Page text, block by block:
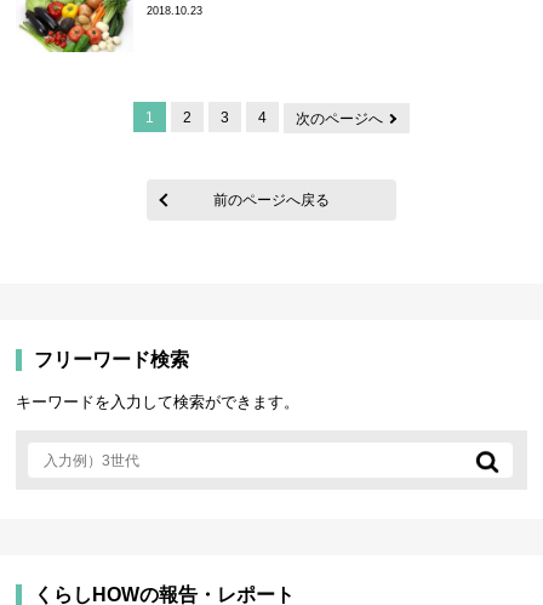
2018.10.23
1 2 3 4 次のページへ
前のページへ戻る
フリーワード検索
キーワードを入力して検索ができます。
くらしHOWの報告・レポート